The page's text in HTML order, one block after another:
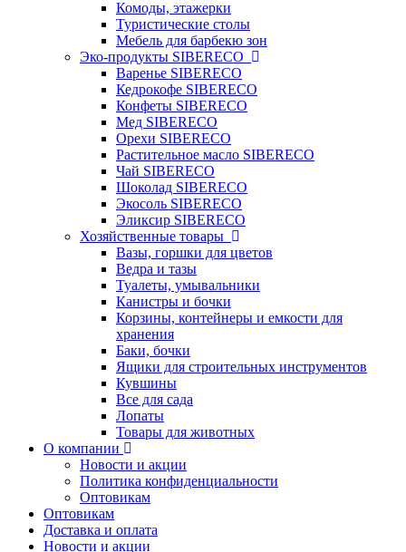
Комоды, этажерки
Туристические столы
Мебель для барбекю зон
Эко-продукты SIBERECO
Варенье SIBERECO
Кедрокофе SIBERECO
Конфеты SIBERECO
Мед SIBERECO
Орехи SIBERECO
Растительное масло SIBERECO
Чай SIBERECO
Шоколад SIBERECO
Экосоль SIBERECO
Эликсир SIBERECO
Хозяйственные товары
Вазы, горшки для цветов
Ведра и тазы
Туалеты, умывальники
Канистры и бочки
Корзины, контейнеры и емкости для
хранения
Баки, бочки
Ящики для строительных инструментов
Кувшины
Все для сада
Лопаты
Товары для животных
О компании
Новости и акции
Политика конфиденциальности
Оптовикам
Оптовикам
Доставка и оплата
Новости и акции